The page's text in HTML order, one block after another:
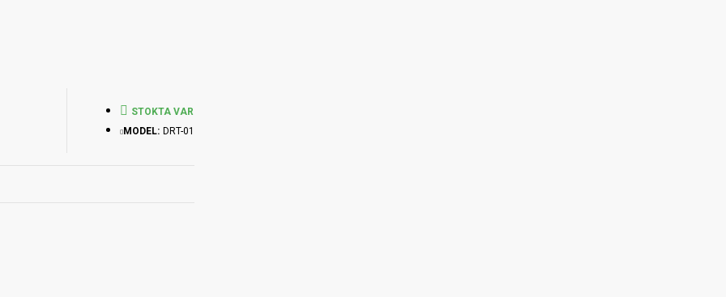
STOKTA VAR
MODEL: DRT-01